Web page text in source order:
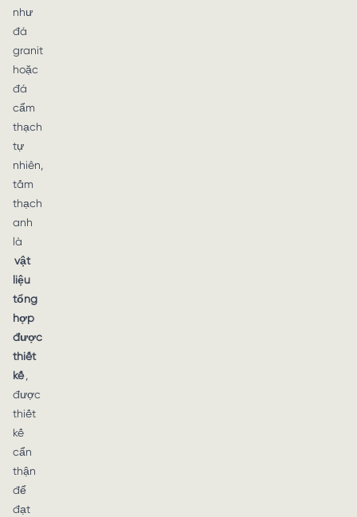
như
đá
granit
hoặc
đá
cẩm
thạch
tự
nhiên,
tấm
thạch
anh
là
vật
liệu
tổng
hợp
được
thiết
kế
được
thiết
kế
cẩn
thận
để
đạt